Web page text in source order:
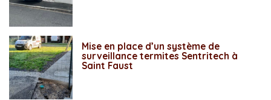
Mise en place d’un système de
surveillance termites Sentritech à
Saint Faust